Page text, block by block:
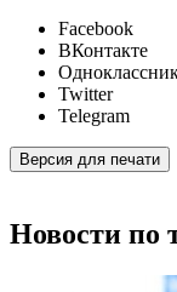
Facebook
ВКонтакте
Twitter
Telegram
Версия для печати
Новости по